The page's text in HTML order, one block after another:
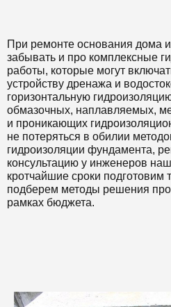
При ремонте основания дома
забывать и про комплексные
работы, которые могут
устройству дренажа и
горизонтальную
обмазочных, наплавляемых,
и проникающих
не потеряться в обилии
гидроизоляции фундамента,
консультацию у инженеров
кротчайшие сроки подготовим
подберем методы решения
рамках бюджета.